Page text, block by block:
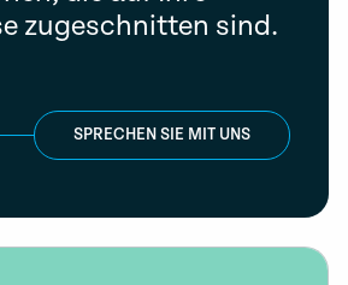
zugeschnitten sind.
SPRECHEN SIE MIT UNS